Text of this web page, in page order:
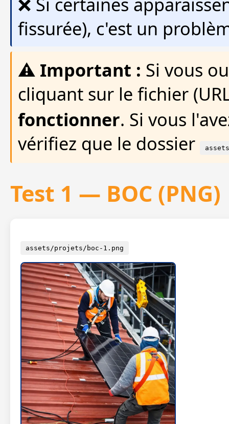
fissurée), c'est un
⚠️ Important : Si vous
cliquant sur le fichier
fonctionner. Si vous
vérifiez que le dossier
Test 1 — BOC (PNG)
assets/projets/boc-1.png